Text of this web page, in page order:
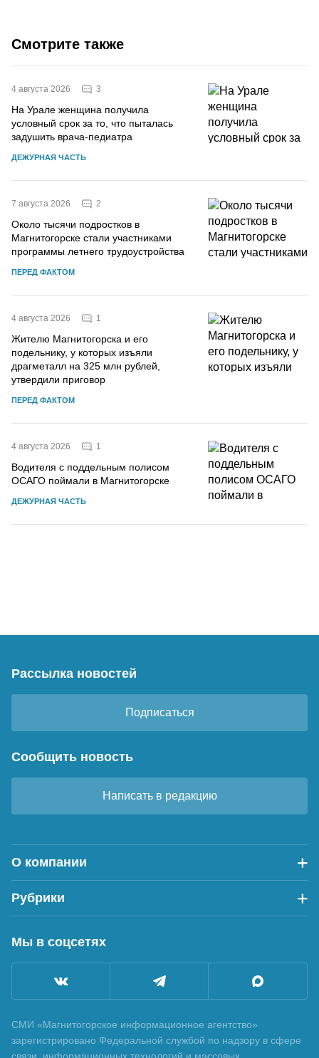
Смотрите также
4 августа 2026 3
На Урале женщина получила
условный срок за то, что пыталась
задушить врача-педиатра
ДЕЖУРНАЯ ЧАСТЬ
7 августа 2026 2
Около тысячи подростков в
Магнитогорске стали участниками
программы летнего трудоустройства
ПЕРЕД ФАКТОМ
4 августа 2026 1
Жителю Магнитогорска и его
подельнику, у которых изъяли
драгметалл на 325 млн рублей,
утвердили приговор
ПЕРЕД ФАКТОМ
4 августа 2026 1
Водителя с поддельным полисом
ОСАГО поймали в Магнитогорске
ДЕЖУРНАЯ ЧАСТЬ
Рассылка новостей
Подписаться
Сообщить новость
Написать в редакцию
О компании
Рубрики
Мы в соцсетях
СМИ «Магнитогорское информационное агентство»
зарегистрировано Федеральной службой по надзору в сфере